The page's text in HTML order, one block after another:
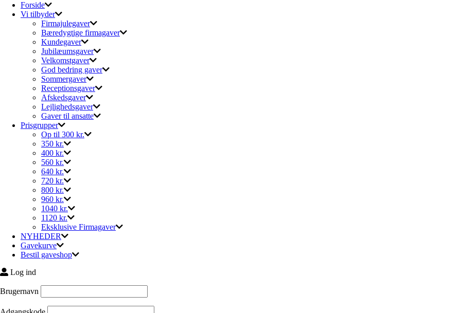
Forside
Vi tilbyder
Firmajulegaver
Bæredygtige firmagaver
Kundegaver
Jubilæumsgaver
Velkomstgaver
God bedring gaver
Sommergaver
Receptionsgaver
Afskedsgaver
Lejlighedsgaver
Gaver til ansatte
Prisgrupper
Op til 300 kr.
350 kr.
400 kr.
560 kr.
640 kr.
720 kr.
800 kr.
960 kr.
1040 kr.
1120 kr.
Eksklusive Firmagaver
NYHEDER
Gavekurve
Bestil gaveshop
Log ind
Brugernavn